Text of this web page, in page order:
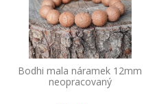
Bodhi mala náramek 12mm
neopracovaný